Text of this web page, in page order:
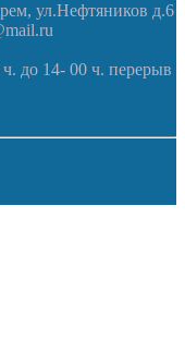
ул.Нефтяников д.6
до 14- 00 ч. перерыв